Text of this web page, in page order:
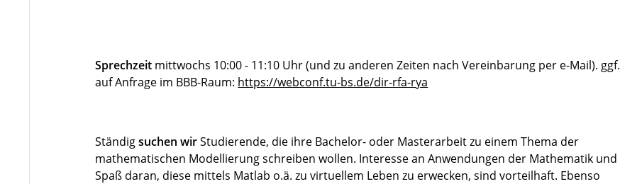
Sprechzeit mittwochs 10:00 - 11:10 Uhr (und zu anderen Zeiten nach Vereinbarung per e-Mail). ggf.
auf Anfrage im BBB-Raum: https://webconf.tu-bs.de/dir-rfa-rya
Ständigsuchen wirStudierende, die ihre Bachelor- oder Masterarbeit zu einem Thema der
mathematischen Modellierung schreiben wollen. Interesse an Anwendungen der Mathematik und
Spaß daran, diese mittels Matlab o.ä. zu virtuellem Leben zu erwecken, sind vorteilhaft. Ebenso